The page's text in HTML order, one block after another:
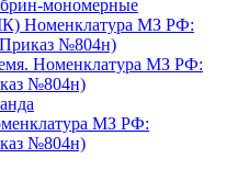
мономерные
Номенклатура МЗ РФ:
№804н)
Номенклатура МЗ РФ:
№804н)
МЗ РФ:
№804н)